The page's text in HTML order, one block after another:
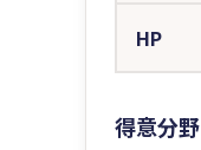
HP
得意分野